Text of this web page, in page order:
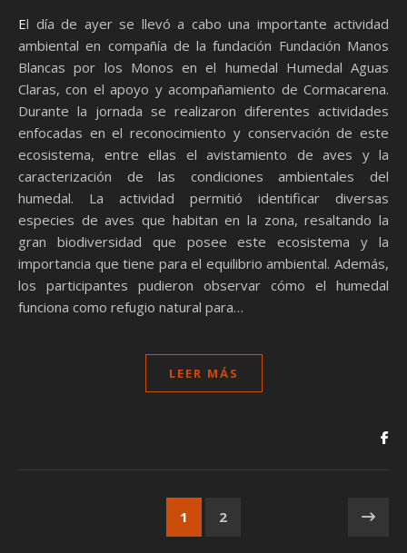
El día de ayer se llevó a cabo una importante actividad
ambiental en compañía de la fundación Fundación Manos
Blancas por los Monos en el humedal Humedal Aguas
Claras, con el apoyo y acompañamiento de Cormacarena.
Durante la jornada se realizaron diferentes actividades
enfocadas en el reconocimiento y conservación de este
ecosistema, entre ellas el avistamiento de aves y la
caracterización de las condiciones ambientales del
humedal. La actividad permitió identificar diversas
especies de aves que habitan en la zona, resaltando la
gran biodiversidad que posee este ecosistema y la
importancia que tiene para el equilibrio ambiental. Además,
los participantes pudieron observar cómo el humedal
funciona como refugio natural para…
LEER MÁS
1 2